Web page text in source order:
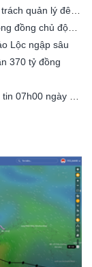
Nâng cao năng lực cho lực lượng chuyên trách quản lý đê điều các tỉnh/TP có đê từ cấp III đến cấp đặc biệt
Acecook Việt Nam chung tay xây dựng cộng đồng chủ động trước thiên tai
Lộc ngập sâu
370 tỷ đồng
Tin áp thấp nhiệt đới trên Biển Đông (Bản tin 07h00 ngày 23/07/2026)